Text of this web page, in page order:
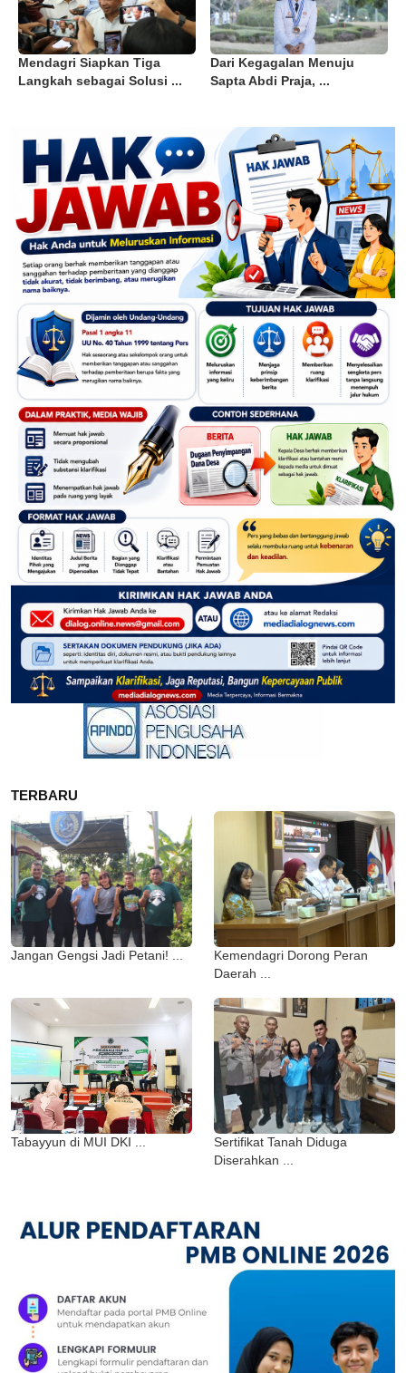
Mendagri Siapkan Tiga
Langkah sebagai Solusi ...
Dari Kegagalan Menuju
Sapta Abdi Praja, ...
TERBARU
Jangan Gengsi Jadi Petani! ...
Kemendagri Dorong Peran
Daerah ...
Tabayyun di MUI DKI ...
Sertifikat Tanah Diduga
Diserahkan ...